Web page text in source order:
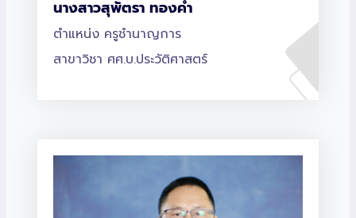
นางสาวสุพัตรา ทองคำ
ตำแหน่ง ครูชำนาญการ
สาขาวิชา ศศ.บ.ประวัติศาสตร์